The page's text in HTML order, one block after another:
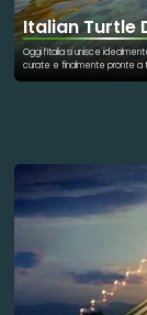
Italian Turtle
Oggi l’Italia si unisce
curate e finalmente pronte a
esemplari di Caretta
alle conseguenze delle
causati da eliche, ami, lenze
e rinascita, ma tutte portano lo
la notizia esce il giorno
eliminando gli orari precisi. A
disposizione dalla Capitaneria
divulgativo durante il quale
liberato, e l’attività del
marine. Al termine
Palombari dell’Artiglio, dove